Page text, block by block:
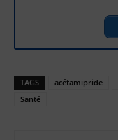
TAGS acétamipride
Santé